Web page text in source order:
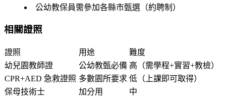
公幼教保員需參加各縣市甄選（約聘制）
相關證照
證照 用途
難度
幼兒園教師證
公幼教甄必備 高（需學程+實習+教檢）
CPR+AED 急救證照 多數園所要求 低（上課即可取得）
保母技術士
加分用
中